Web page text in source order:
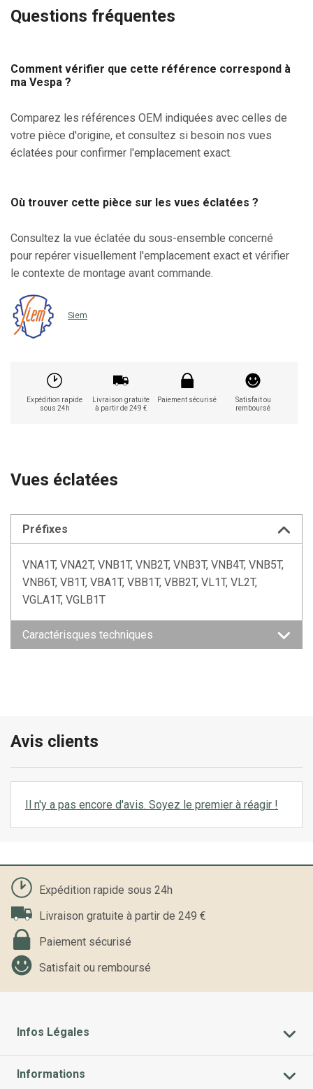
Questions fréquentes
Comment vérifier que cette référence correspond à
ma Vespa ?
Comparez les références OEM indiquées avec celles de
votre pièce d'origine, et consultez si besoin nos vues
éclatées pour confirmer l'emplacement exact.
Où trouver cette pièce sur les vues éclatées ?
Consultez la vue éclatée du sous-ensemble concerné
pour repérer visuellement l'emplacement exact et vérifier
le contexte de montage avant commande.
Siem
Expédition rapide
sous 24h
Livraison gratuite
à partir de 249 €
Paiement sécurisé
Satisfait ou
remboursé
Vues éclatées
Préfixes
VNA1T, VNA2T, VNB1T, VNB2T, VNB3T, VNB4T, VNB5T,
VNB6T, VB1T, VBA1T, VBB1T, VBB2T, VL1T, VL2T,
VGLA1T, VGLB1T
Caractérisques techniques
Avis clients
Il n'y a pas encore d'avis. Soyez le premier à réagir !
Expédition rapide sous 24h
Livraison gratuite à partir de 249 €
Paiement sécurisé
Satisfait ou remboursé
Infos Légales
Informations